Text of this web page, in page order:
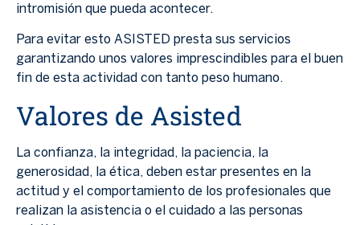
intromisión que pueda acontecer.
Para evitar esto ASISTED presta sus servicios
garantizando unos valores imprescindibles para el buen
fin de esta actividad con tanto peso humano.
Valores de Asisted
La confianza, la integridad, la paciencia, la
generosidad, la ética, deben estar presentes en la
actitud y el comportamiento de los profesionales que
realizan la asistencia o el cuidado a las personas